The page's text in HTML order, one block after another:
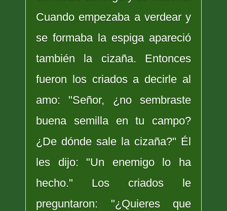
Cuando empezaba a verdear y
se formaba la espiga apareció
también la cizaña. Entonces
fueron los criados a decirle al
amo: "Señor, ¿no sembraste
buena semilla en tu campo?
¿De dónde sale la cizaña?" Él
les dijo: "Un enemigo lo ha
hecho." Los criados le
preguntaron: "¿Quieres que